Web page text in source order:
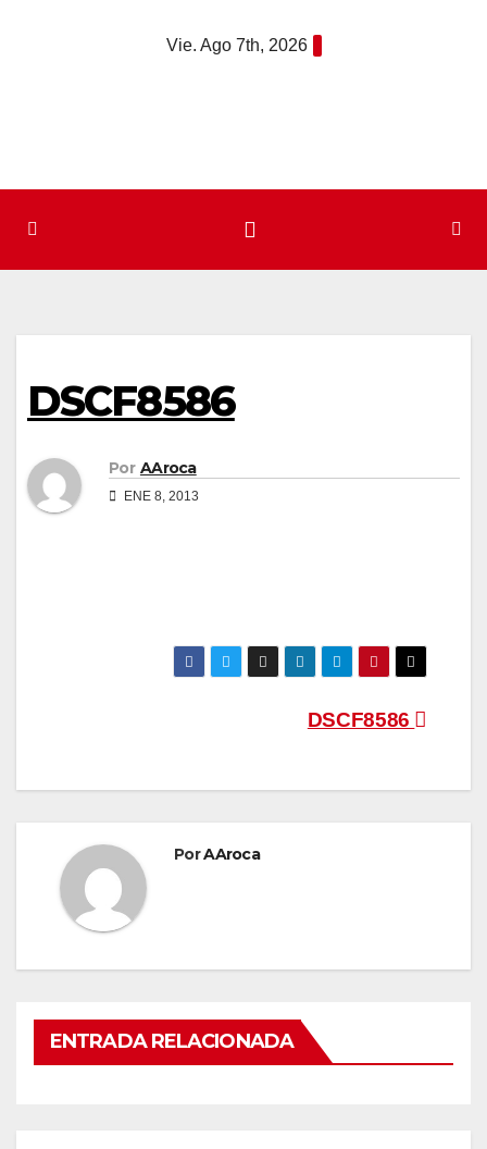
Vie. Ago 7th, 2026
DSCF8586
Por AAroca
ENE 8, 2013
DSCF8586
PorAAroca
ENTRADA RELACIONADA